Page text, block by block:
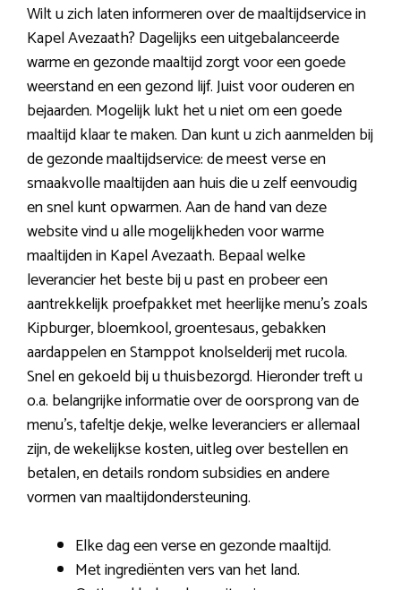
Wilt u zich laten informeren over de maaltijdservice in
Kapel Avezaath? Dagelijks een uitgebalanceerde
warme en gezonde maaltijd zorgt voor een goede
weerstand en een gezond lijf. Juist voor ouderen en
bejaarden. Mogelijk lukt het u niet om een goede
maaltijd klaar te maken. Dan kunt u zich aanmelden bij
de gezonde maaltijdservice: de meest verse en
smaakvolle maaltijden aan huis die u zelf eenvoudig
en snel kunt opwarmen. Aan de hand van deze
website vind u alle mogelijkheden voor warme
maaltijden in Kapel Avezaath. Bepaal welke
leverancier het beste bij u past en probeer een
aantrekkelijk proefpakket met heerlijke menu’s zoals
Kipburger, bloemkool, groentesaus, gebakken
aardappelen en Stamppot knolselderij met rucola.
Snel en gekoeld bij u thuisbezorgd. Hieronder treft u
o.a. belangrijke informatie over de oorsprong van de
menu’s, tafeltje dekje, welke leveranciers er allemaal
zijn, de wekelijkse kosten, uitleg over bestellen en
betalen, en details rondom subsidies en andere
vormen van maaltijdondersteuning.
Elke dag een verse en gezonde maaltijd.
Met ingrediënten vers van het land.